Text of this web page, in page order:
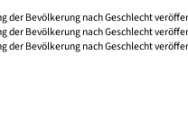
der Bevölkerung nach Geschlecht
der Bevölkerung nach Geschlecht
der Bevölkerung nach Geschlecht